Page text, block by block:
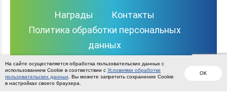
Награды
Контакты
Политика обработки персональных
данных
Вернуться наверх
ОК
На сайте осуществляется обработка пользовательских данных с
использованием Cookie в соответствии с Условиями обработки
пользовательских данных . Вы можете запретить сохранение Cookie
в настройках своего браузера.